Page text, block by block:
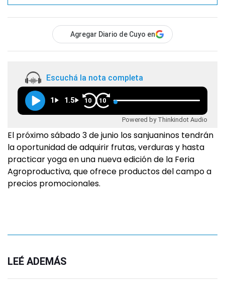
Agregar Diario de Cuyo en
Escuchá la nota completa
1 1.5 10 10
Powered by Thinkindot Audio
El próximo sábado 3 de junio los sanjuaninos tendrán
la oportunidad de adquirir frutas, verduras y hasta
practicar yoga en una nueva edición de la Feria
Agroproductiva, que ofrece productos del campo a
precios promocionales.
LEÉ ADEMÁS